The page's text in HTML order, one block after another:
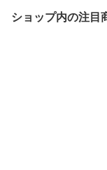
ショップ内の注目